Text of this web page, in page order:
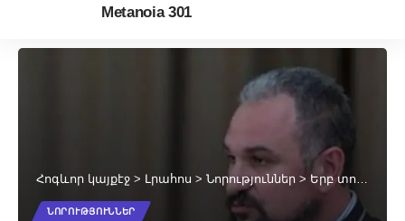
Metanoia 301
Հոգևոր կայքէջ > Լրահոս > Նորություններ > Երբ տուրք է տրվում կեղծ լուրերին
ՆՈՐՈՒԹՅՈՒՆՆԵՐ